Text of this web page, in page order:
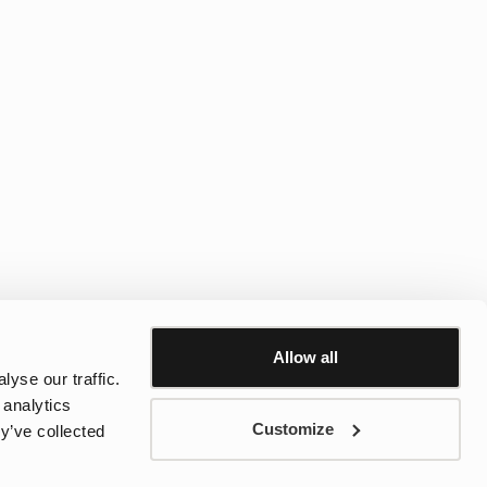
our traffic.
collected
Allow all
Customize
trouver le modèle qui lui convient. Grâce à leur design
nos vestes de pluie sont également coupe-vent et dotées de
Wings sont un excellent choix. Si vous privilégiez davantage